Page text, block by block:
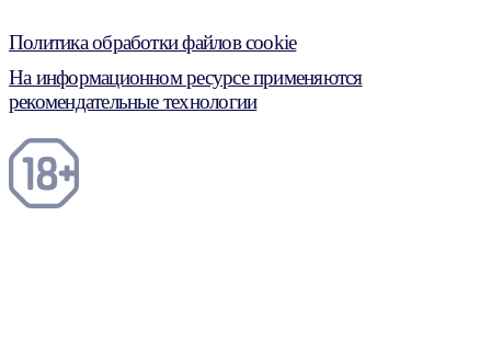
Политика обработки файлов cookie
На информационном ресурсе применяются
рекомендательные технологии